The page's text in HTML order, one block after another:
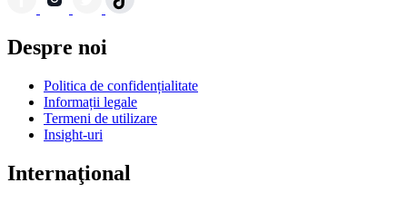
Despre noi
Politica de confidențialitate
Informații legale
Termeni de utilizare
Insight-uri
Internaţional